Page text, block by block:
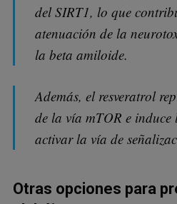
del SIRT1, lo que
atenuación de la
la beta amiloide.
Además, el resveratrol
de la vía mTOR e
activar la vía de
Otras opciones para